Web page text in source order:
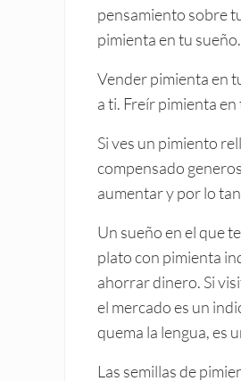
pensamiento sobre
pimienta en tu sueño.
Vender pimienta en
a ti. Freír pimienta
Si ves un pimiento
compensado
aumentar y por lo
Un sueño en el que
plato con pimienta
ahorrar dinero. Si
el mercado es un
quema la lengua, es
Las semillas de